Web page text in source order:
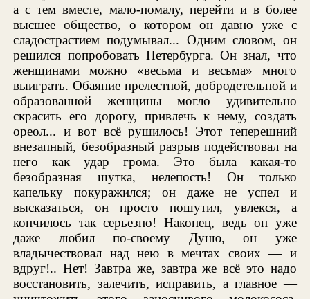
а с тем вместе, мало-помалу, перейти и в более
высшее общество, о котором он давно уже с
сладострастием подумывал... Одним словом, он
решился попробовать Петербурга. Он знал, что
женщинами можно «весьма и весьма» много
выиграть. Обаяние прелестной, добродетельной и
образованной женщины могло удивительно
скрасить его дорогу, привлечь к нему, создать
ореол... и вот всё рушилось! Этот теперешний
внезапный, безобразный разрыв подействовал на
него как удар грома. Это была какая-то
безобразная шутка, нелепость! Он только
капельку покуражился; он даже не успел и
высказаться, он просто пошутил, увлекся, а
кончилось так серьезно! Наконец, ведь он уже
даже любил по-своему Дуню, он уже
владычествовал над нею в мечтах своих — и
вдруг!.. Нет! Завтра же, завтра же всё это надо
восстановить, залечить, исправить, а главное —